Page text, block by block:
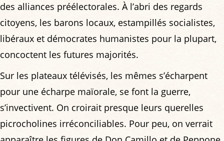
des alliances préélectorales. À l’abri des regards
citoyens, les barons locaux, estampillés socialistes,
libéraux et démocrates humanistes pour la plupart,
concoctent les futures majorités.
Sur les plateaux télévisés, les mêmes s’écharpent
pour une écharpe maïorale, se font la guerre,
s’invectivent. On croirait presque leurs querelles
picrocholines irréconciliables. Pour peu, on verrait